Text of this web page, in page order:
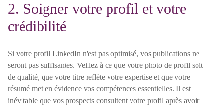
2. Soigner votre profil et votre
crédibilité
Si votre profil LinkedIn n'est pas optimisé, vos publications ne
seront pas suffisantes. Veillez à ce que votre photo de profil soit
de qualité, que votre titre reflète votre expertise et que votre
résumé met en évidence vos compétences essentielles. Il est
inévitable que vos prospects consultent votre profil après avoir